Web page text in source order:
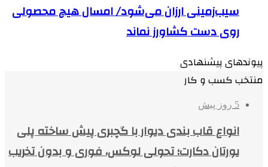
سیب‌زمینی ارزان می‌شود/ امسال هیچ محصولی
روی دست کشاورز نماند
پیوندهای پیشنهادی
منتخب کسب و کار
5 روز پیش
انواع قاب بندی دیوار با گچبری پیش ساخته پلی
یورتان دکارت؛ تحولی لوکس، فوری و بدون تخریب